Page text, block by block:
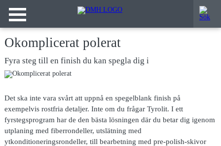
Okomplicerat polerat
Fyra steg till en finish du kan spegla dig i
Det ska inte vara svårt att uppnå en spegelblank finish på
exempelvis rostfria detaljer. Inte om du frågar Tyrolit. I ett
fyrstegsprogram har de den bästa lösningen där du betar dig igenom
utplaning med fiberrondeller, utslätning med
ytkonditioneringsrondeller, till bearbetning med pre-polish-skivor